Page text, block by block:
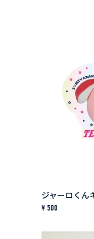
VARIETY
ひ
ジャーロくん
¥ 500